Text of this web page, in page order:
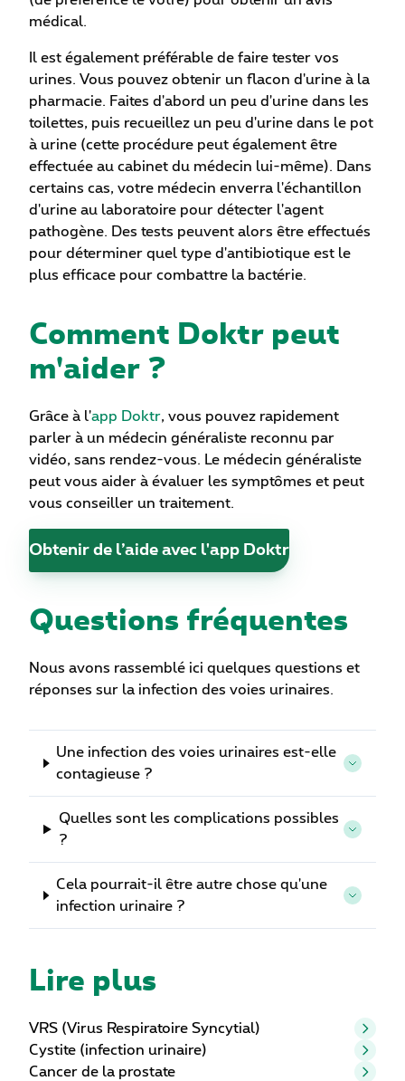
médical.
Il est également préférable de faire tester vos
urines. Vous pouvez obtenir un flacon d'urine à la
pharmacie. Faites d'abord un peu d'urine dans les
toilettes, puis recueillez un peu d'urine dans le pot
à urine (cette procédure peut également être
effectuée au cabinet du médecin lui-même). Dans
certains cas, votre médecin enverra l'échantillon
d'urine au laboratoire pour détecter l'agent
pathogène. Des tests peuvent alors être effectués
pour déterminer quel type d'antibiotique est le
plus efficace pour combattre la bactérie.
Comment Doktr peut
m'aider ?
Grâce à l'app Doktr, vous pouvez rapidement
parler à un médecin généraliste reconnu par
vidéo, sans rendez-vous. Le médecin généraliste
peut vous aider à évaluer les symptômes et peut
vous conseiller un traitement.
Obtenir de l’aide avec l'app Doktr
Questions fréquentes
Nous avons rassemblé ici quelques questions et
réponses sur la infection des voies urinaires.
Une infection des voies urinaires est-elle
contagieuse ?
Quelles sont les complications possibles
?
Cela pourrait-il être autre chose qu'une
infection urinaire ?
Lire plus
VRS (Virus Respiratoire Syncytial)
Cystite (infection urinaire)
Cancer de la prostate